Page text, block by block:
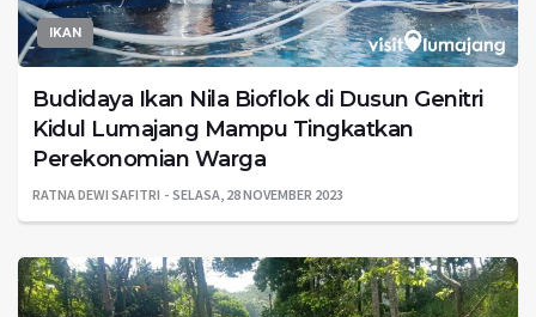
IKAN
Budidaya Ikan Nila Bioflok di Dusun Genitri
Kidul Lumajang Mampu Tingkatkan
Perekonomian Warga
RATNA DEWI SAFITRI SELASA, 28 NOVEMBER 2023